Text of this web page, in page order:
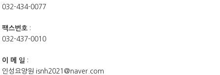
032-434-0077
팩스번호 :
032-437-0010
이 메 일 :
인성요양원 isnh2021@naver.com